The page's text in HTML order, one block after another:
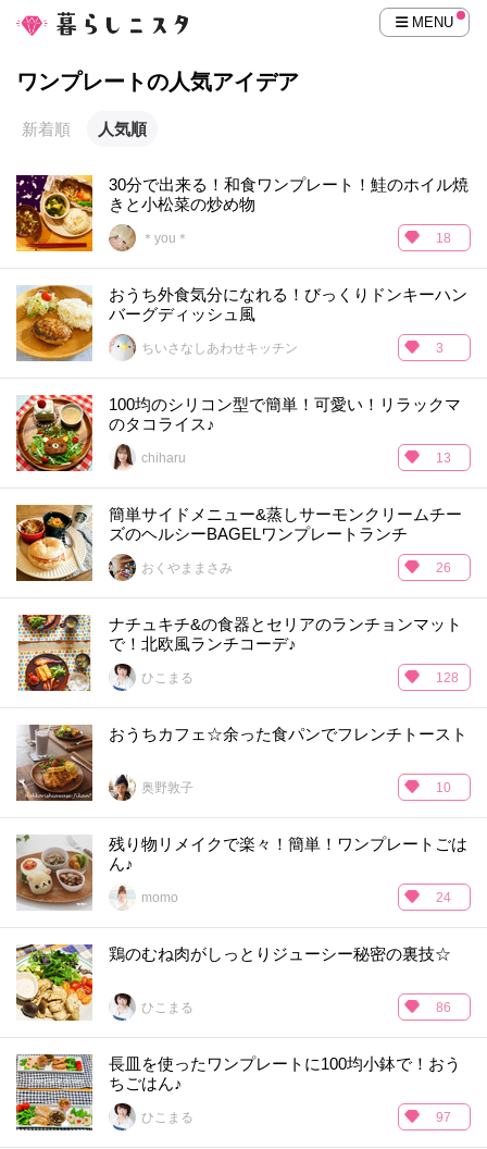
MENU
ワンプレートの人気アイデア
新着順 人気順
30分で出来る！和食ワンプレート！鮭のホイル焼
きと小松菜の炒め物
＊you＊ 18
おうち外食気分になれる！びっくりドンキーハン
バーグディッシュ風
ちいさなしあわせキッチン 3
100均のシリコン型で簡単！可愛い！リラックマ
のタコライス♪
chiharu 13
簡単サイドメニュー&蒸しサーモンクリームチー
ズのヘルシーBAGELワンプレートランチ
おくやままさみ 26
ナチュキチ&の食器とセリアのランチョンマット
で！北欧風ランチコーデ♪
ひこまる 128
おうちカフェ☆余った食パンでフレンチトースト
奥野敦子 10
残り物リメイクで楽々！簡単！ワンプレートごは
ん♪
momo 24
鶏のむね肉がしっとりジューシー秘密の裏技☆
ひこまる 86
長皿を使ったワンプレートに100均小鉢で！おう
ちごはん♪
ひこまる 97